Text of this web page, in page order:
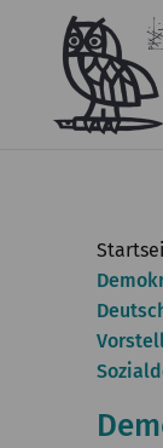
Leichte
Sprache
Kontakt